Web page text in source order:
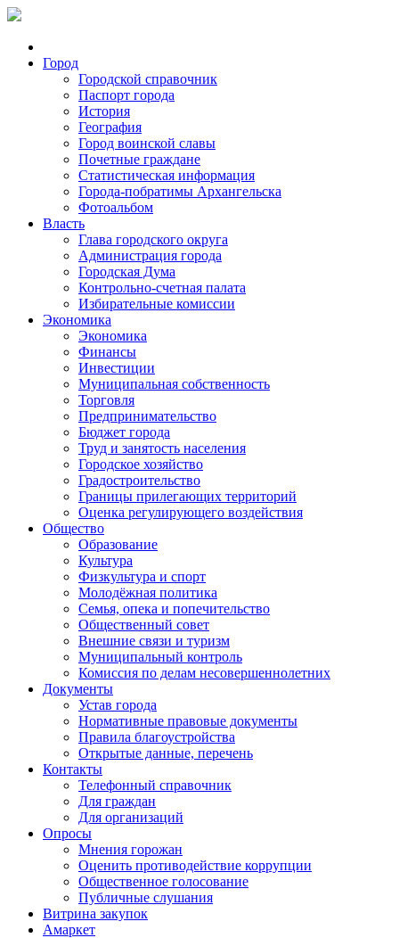
Город
Городской справочник
Паспорт города
История
География
Город воинской славы
Почетные граждане
Статистическая информация
Города-побратимы Архангельска
Фотоальбом
Власть
Глава городского округа
Администрация города
Городская Дума
Контрольно-счетная палата
Избирательные комиссии
Экономика
Экономика
Финансы
Инвестиции
Муниципальная собственность
Торговля
Предпринимательство
Бюджет города
Труд и занятость населения
Городское хозяйство
Градостроительство
Границы прилегающих территорий
Оценка регулирующего воздействия
Общество
Образование
Культура
Физкультура и спорт
Молодёжная политика
Семья, опека и попечительство
Общественный совет
Внешние связи и туризм
Муниципальный контроль
Комиссия по делам несовершеннолетних
Документы
Устав города
Нормативные правовые документы
Правила благоустройства
Открытые данные, перечень
Контакты
Телефонный справочник
Для граждан
Для организаций
Опросы
Мнения горожан
Оценить противодействие коррупции
Общественное голосование
Публичные слушания
Витрина закупок
Амаркет